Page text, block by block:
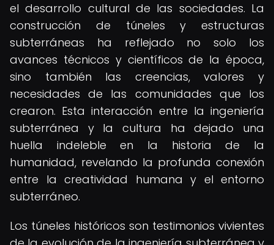
el desarrollo cultural de las sociedades. La
construcción de túneles y estructuras
subterráneas ha reflejado no solo los
avances técnicos y científicos de la época,
sino también las creencias, valores y
necesidades de las comunidades que los
crearon. Esta interacción entre la ingeniería
subterránea y la cultura ha dejado una
huella indeleble en la historia de la
humanidad, revelando la profunda conexión
entre la creatividad humana y el entorno
subterráneo.
Los túneles históricos son testimonios vivientes